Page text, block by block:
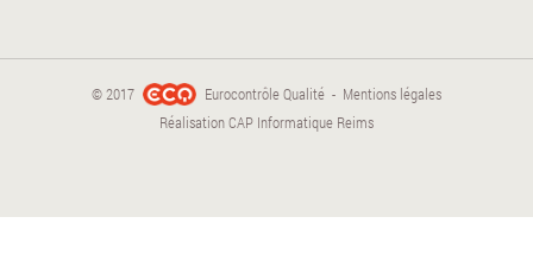
© 2017 Eurocontrôle Qualité - Mentions légales
RéalisationCAP Informatique Reims